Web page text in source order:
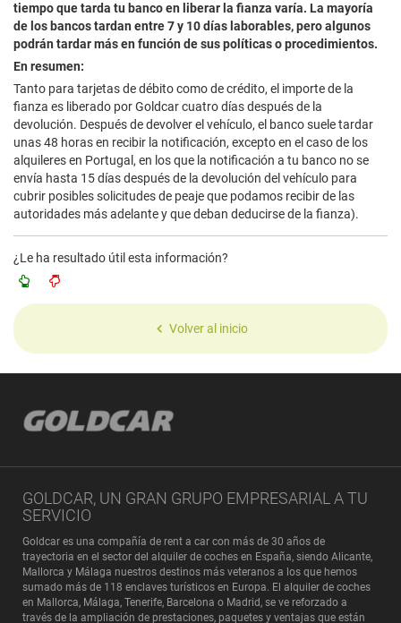
tiempo que tarda tu banco en liberar la fianza varía. La mayoría
de los bancos tardan entre 7 y 10 días laborables, pero algunos
podrán tardar más en función de sus políticas o procedimientos.
En resumen:
Tanto para tarjetas de débito como de crédito, el importe de la
fianza es liberado por Goldcarcuatro días después de la
devolución. Después de devolver el vehículo, el banco suele tardar
unas 48 horas en recibir la notificación, excepto en el caso de los
alquileres en Portugal, en los que la notificación a tu banco no se
envía hasta 15 días después de la devolución del vehículo para
cubrir posibles solicitudes de peaje que podamos recibir de las
autoridades más adelante y que deban deducirse de la fianza).
¿Le ha resultado útil esta información?
Volver al inicio
GOLDCAR, UN GRAN GRUPO EMPRESARIAL A TU
SERVICIO
Goldcar es una compañía de rent a car con más de 30 años de
trayectoria en el sector del alquiler de coches en España, siendo Alicante,
Mallorca y Málaga nuestros destinos más veteranos a los que hemos
sumado más de 118 enclaves turísticos en Europa. El alquiler de coches
en Mallorca, Málaga, Tenerife, Barcelona o Madrid, se ve reforzado a
través de la ampliación de prestaciones, paquetes y ventajas que están